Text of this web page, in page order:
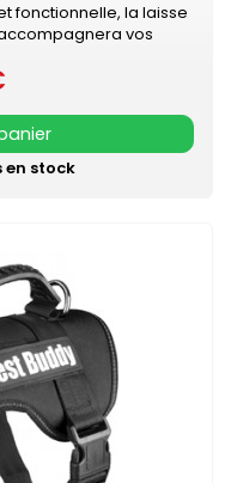
et fonctionnelle, la laisse
accompagnera vos
pour plus de confort
les COLLIERS
assortis
en stock